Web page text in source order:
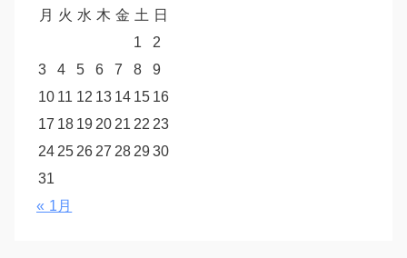
月 火 水 木 金 土 日
1
2
3
4 5 6 7 8
9
10 11 12 13 14 15 16
17 18 19 20 21 22 23
24 25 26 27 28 2930
31
« 1月